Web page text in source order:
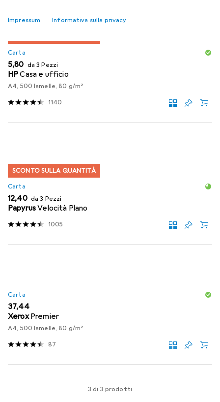
Impressum Informativa sulla privacy
Carta
EUR
5,80 da 3 Pezzi
HPCasa e ufficio
A4, 500 lamelle, 80 g/m²
1140
SCONTO SULLA QUANTITÀ
Carta
EUR
12,40 da 3 Pezzi
PapyrusVelocità Plano
1005
Carta
EUR
37,44
Xerox Premier
A4, 500 lamelle, 80 g/m²
87
3 di 3 prodotti